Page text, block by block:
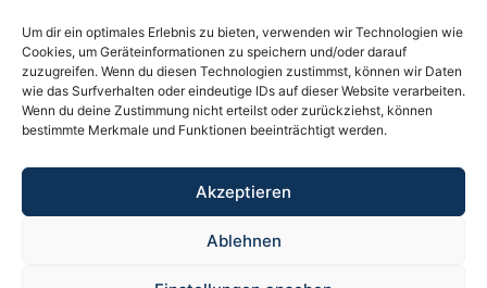
Um dir ein optimales Erlebnis zu bieten, verwenden wir Technologien wie
Cookies, um Geräteinformationen zu speichern und/oder darauf
zuzugreifen. Wenn du diesen Technologien zustimmst, können wir Daten
wie das Surfverhalten oder eindeutige IDs auf dieser Website verarbeiten.
Wenn du deine Zustimmung nicht erteilst oder zurückziehst, können
bestimmte Merkmale und Funktionen beeinträchtigt werden.
Akzeptieren
Ablehnen
Datenschutz
AGB für Lieferanten
Apotheke in meiner Nähe